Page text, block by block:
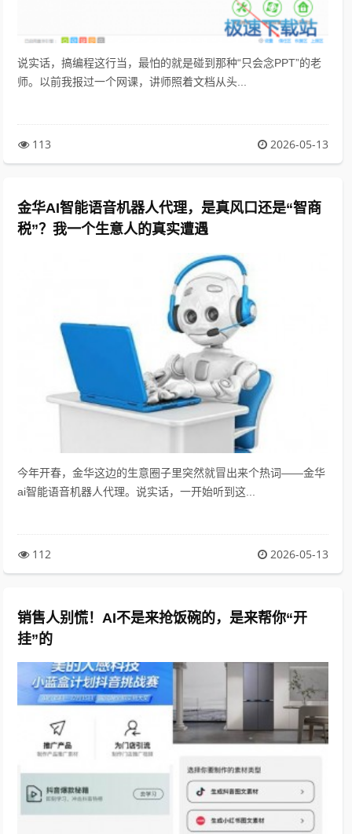
说实话，搞编程这行当，最怕的就是碰到那种“只会念PPT”的老
师。以前我报过一个网课，讲师照着文档从头...
113 2026-05-13
金华AI智能语音机器人代理，是真风口还是“智商
税”？我一个生意人的真实遭遇
今年开春，金华这边的生意圈子里突然就冒出来个热词——金华
ai智能语音机器人代理。说实话，一开始听到这...
112 2026-05-13
销售人别慌！AI不是来抢饭碗的，是来帮你“开
挂”的